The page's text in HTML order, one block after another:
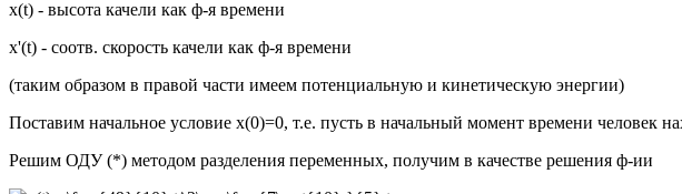
x(t) - высота качели как ф-я времени
x'(t) - соотв. скорость качели как ф-я времени
(таким образом в правой части имеем потенциальную и кинетическую энергии)
Поставим начальное условие x(0)=0, т.е. пусть в начальный момент времени человек
Решим ОДУ (*) методом разделения переменных, получим в качестве решения ф-ии